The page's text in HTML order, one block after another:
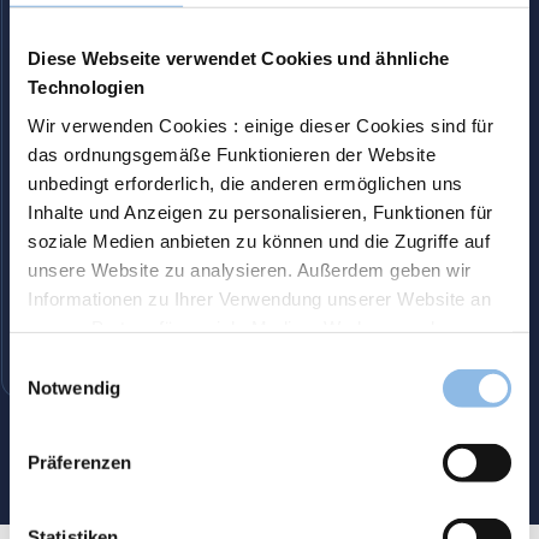
Diese Webseite verwendet Cookies und ähnliche
Technologien
Wir verwenden Cookies : einige dieser Cookies sind für
das ordnungsgemäße Funktionieren der Website
unbedingt erforderlich, die anderen ermöglichen uns
Inhalte und Anzeigen zu personalisieren, Funktionen für
soziale Medien anbieten zu können und die Zugriffe auf
unsere Website zu analysieren. Außerdem geben wir
Informationen zu Ihrer Verwendung unserer Website an
Informationen möglicherweise mit weiteren Daten
zusammen, die Sie ihnen bereitgestellt haben oder die
sie im Rahmen Ihrer Nutzung der Dienste gesammelt
haben.
ie haben die Möglichkeit, Ihre Präferenzen in Bezug auf
Notwendig
Präferenzen
Unser Anlageansatz in Aktion: Analyse und
Einblicke
UNSERE ANLAGEPHILOSOPHIE Ein disziplinierter Ansatz zur
langfristigen Wertschaffung In einer sich stetig wandelnden
Finanzwelt sind wir überzeugt, dass ein rigoroser,
reproduzierbarer und rationaler Ansatz unerlässlich ist, um
langfristige Chancen an…
Finanziell
September 26, 2025
Weiterlesen:
Unser
Analyse
und